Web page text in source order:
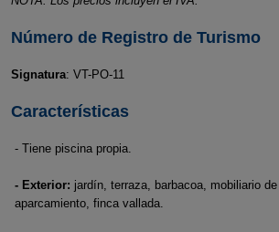
Número de Registro de Turismo
Signatura: VT-PO-11
Características
- Tiene piscina propia.
- Exterior: jardín, terraza, barbacoa, mobiliario
aparcamiento, finca vallada.